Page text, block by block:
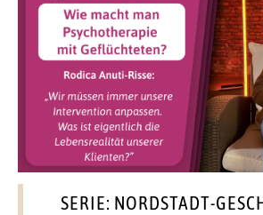
SERIE: NORDSTADT-